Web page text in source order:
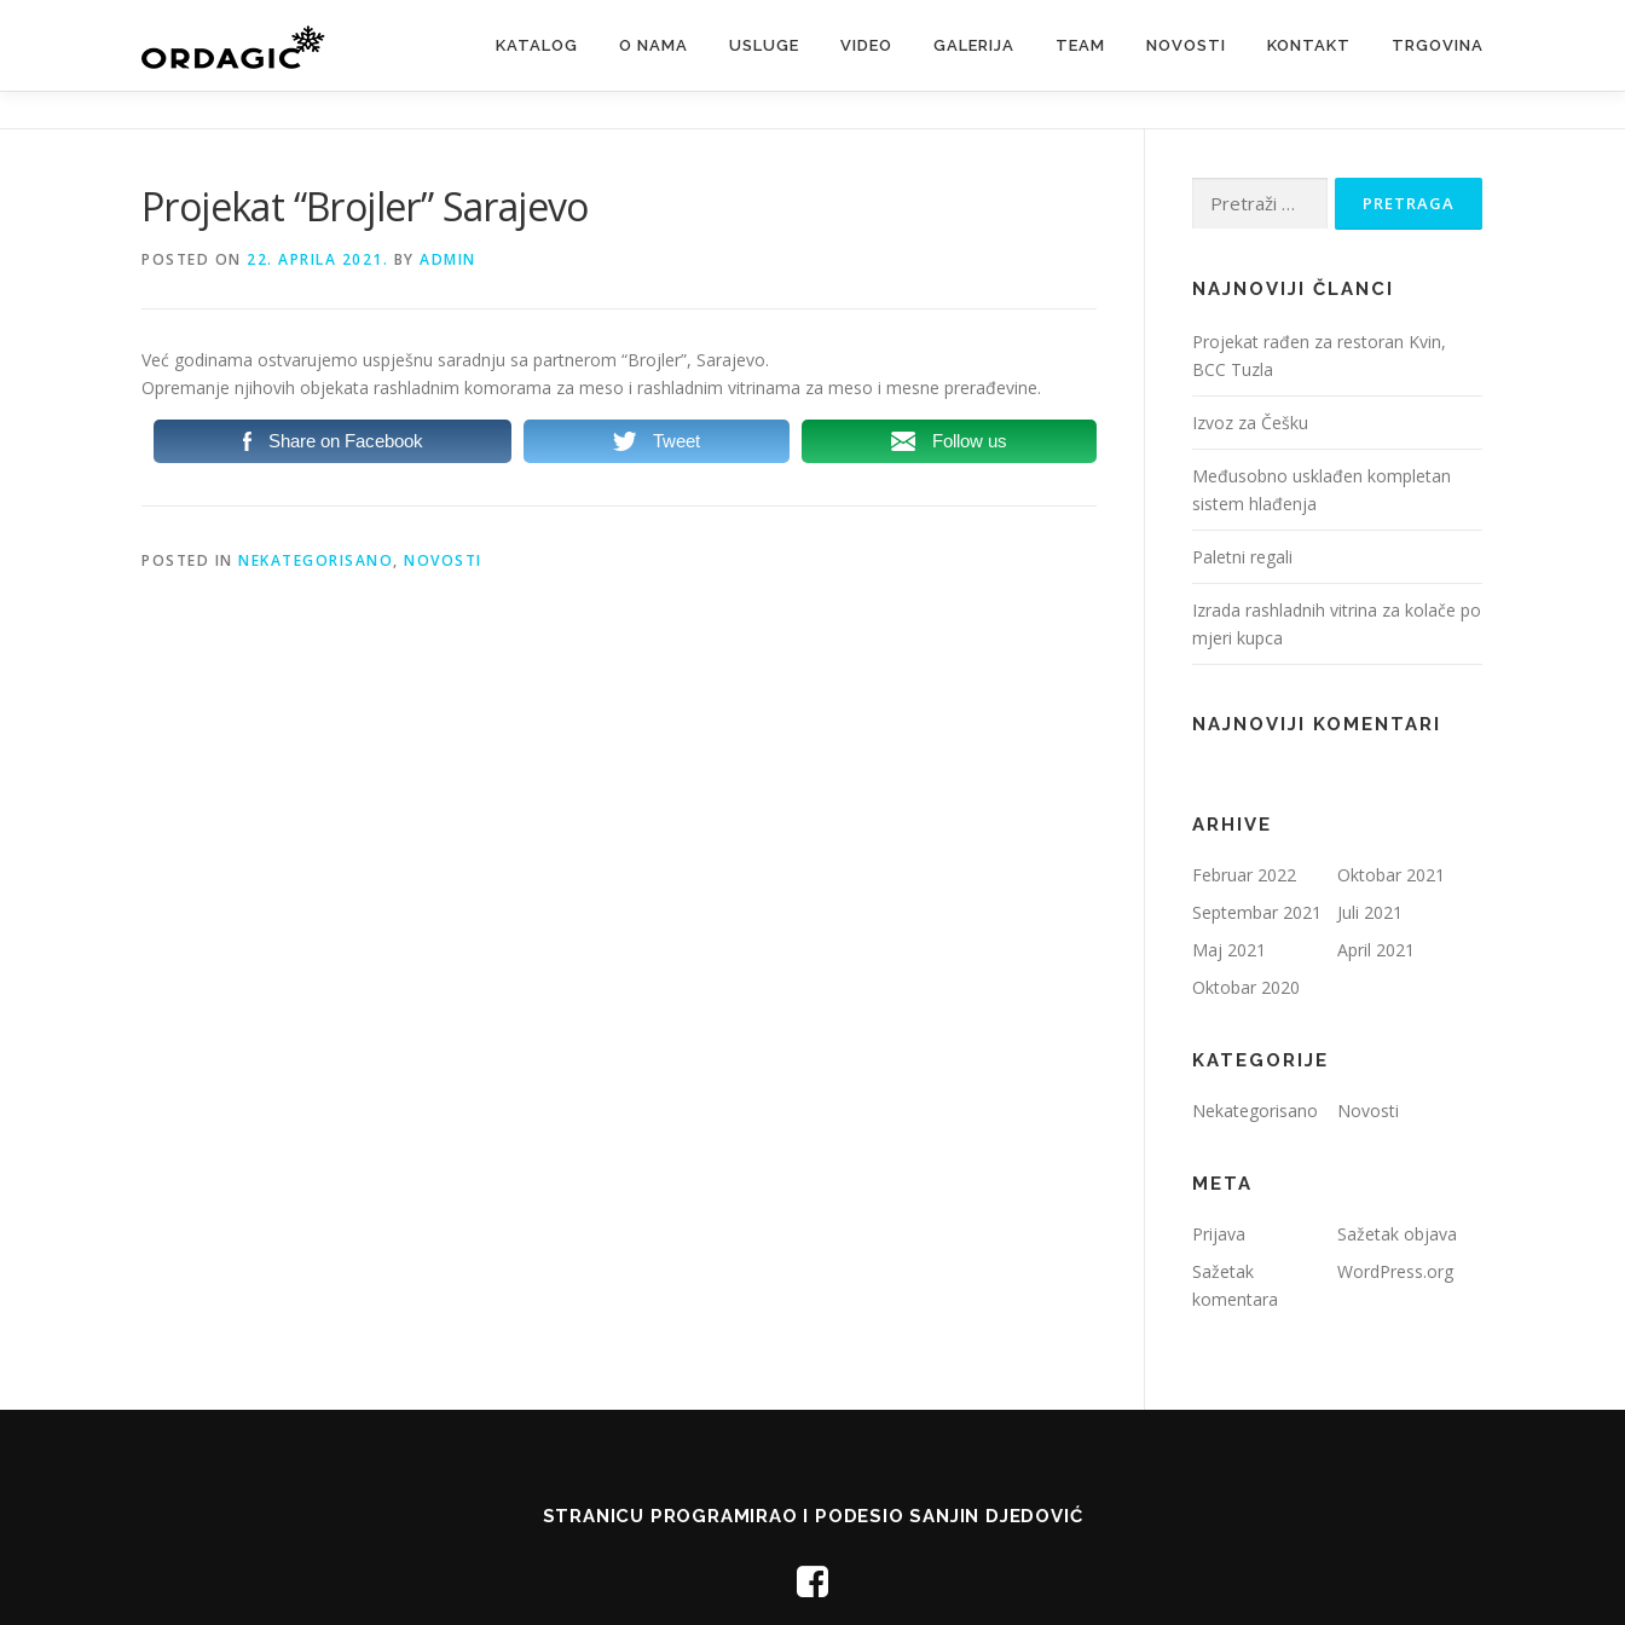
KATALOG O NAMA USLUGE VIDEO GALERIJA TEAM NOVOSTI KONTAKT TRGOVINA
Projekat “Brojler” Sarajevo
POSTED ON 22. APRILA 2021. BY ADMIN
Već godinama ostvarujemo uspješnu saradnju sa partnerom “Brojler”, Sarajevo.
Opremanje njihovih objekata rashladnim komorama za meso i rashladnim vitrinama za meso i mesne prerađevine.
Share on Facebook Tweet Follow us
POSTED IN NEKATEGORISANO, NOVOSTI
NAJNOVIJI ČLANCI
Projekat rađen za restoran Kvin,
BCC Tuzla
Izvoz za Češku
Međusobno usklađen kompletan
sistem hlađenja
Paletni regali
Izrada rashladnih vitrina za kolače po
mjeri kupca
NAJNOVIJI KOMENTARI
ARHIVE
Februar 2022
Oktobar 2021
Septembar 2021
Juli 2021
Maj 2021
April 2021
Oktobar 2020
KATEGORIJE
Nekategorisano Novosti
META
Prijava
Sažetak objava
Sažetak
komentara
WordPress.org
STRANICU PROGRAMIRAO I PODESIO SANJIN DJEDOVIĆ